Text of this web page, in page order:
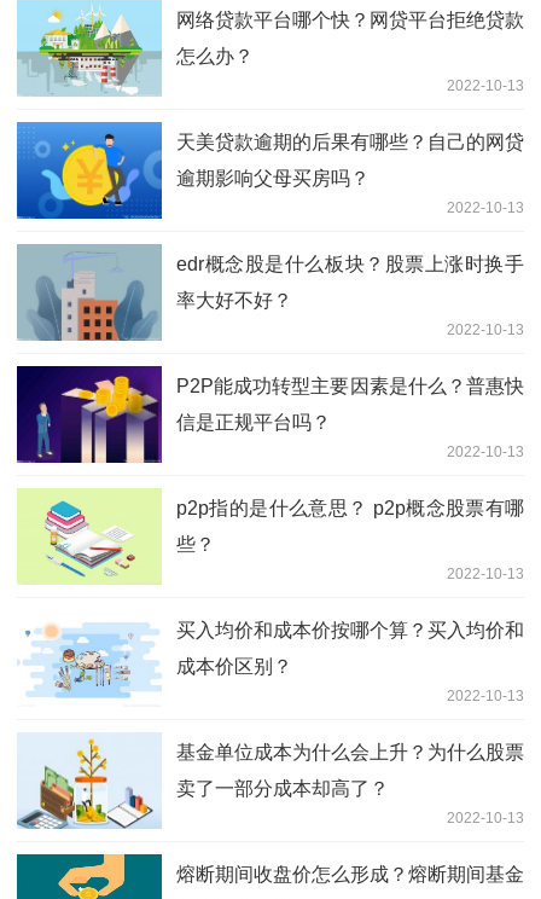
网络贷款平台哪个快？网贷平台拒绝贷款
怎么办？
2022-10-13
天美贷款逾期的后果有哪些？自己的网贷
逾期影响父母买房吗？
2022-10-13
edr概念股是什么板块？股票上涨时换手
率大好不好？
2022-10-13
P2P能成功转型主要因素是什么？普惠快
信是正规平台吗？
2022-10-13
p2p指的是什么意思？ p2p概念股票有哪
些？
2022-10-13
买入均价和成本价按哪个算？买入均价和
成本价区别？
2022-10-13
基金单位成本为什么会上升？为什么股票
卖了一部分成本却高了？
2022-10-13
熔断期间收盘价怎么形成？熔断期间基金